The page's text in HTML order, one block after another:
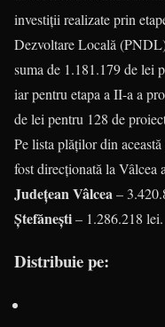
investiții realizate prin
Dezvoltare Locală
suma de 1.181.179 de lei
iar pentru etapa a II-a a
de lei pentru 128 de
Pe lista plăților din
fost direcționată la Vâlcea
Județean Vâlcea –
Ştefăneşti– 1.286.218 lei.
Distribuie pe: